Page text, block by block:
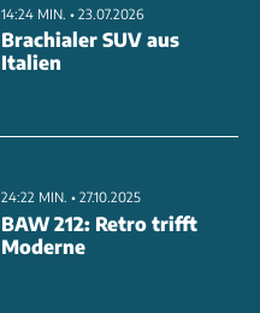
14:24 MIN. • 23.07.2026
Brachialer SUV aus
Italien
24:22 MIN. • 27.10.2025
BAW 212: Retro trifft
Moderne